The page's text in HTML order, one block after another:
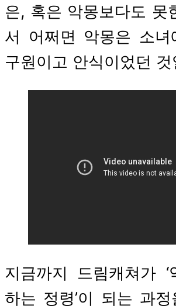
은, 혹은 악몽보다도 못
서 어쩌면 악몽은 소녀
구원이고 안식이었던 것
지금까지 드림캐쳐가
하는 정령’이 되는 과